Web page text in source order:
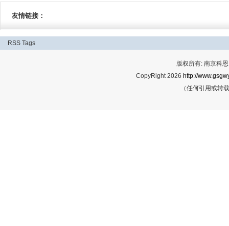
友情链接：
RSS Tags
版权所有: 南京科
CopyRight 2026 http://
（任何引用或转